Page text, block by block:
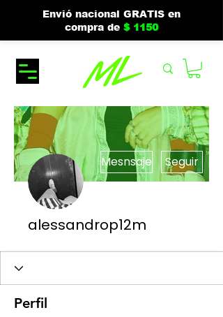
Envió nacional GRATIS en
compra de $ 1150
Mesnsaje Seguir
alessandrop12m
Perfil